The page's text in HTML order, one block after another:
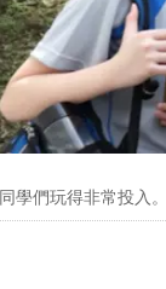
同學們玩得非常投入。